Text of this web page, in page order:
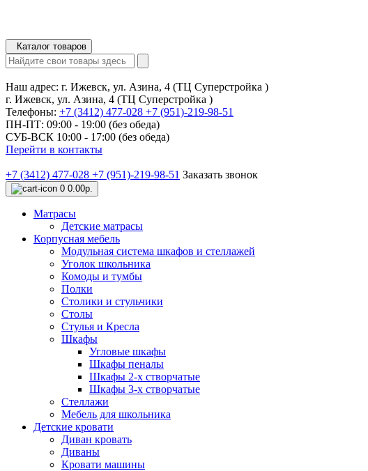
Каталог товаров
Наш адрес: г. Ижевск, ул. Азина, 4 (ТЦ Суперстройка )
г. Ижевск, ул. Азина, 4 (ТЦ Суперстройка )
Телефоны: +7 (3412) 477-028 +7 (951)-219-98-51
ПН-ПТ: 09:00 - 19:00 (без обеда)
СУБ-ВСК 10:00 - 17:00 (без обеда)
Перейти в контакты
+7 (3412) 477-028 +7 (951)-219-98-51 Заказать звонок
0 0.00р.
Матрасы
Детские матрасы
Корпусная мебель
Модульная система шкафов и стеллажей
Уголок школьника
Комоды и тумбы
Полки
Столики и стульчики
Столы
Стулья и Кресла
Шкафы
Угловые шкафы
Шкафы пеналы
Шкафы 2-х створчатые
Шкафы 3-х створчатые
Стеллажи
Мебель для школьника
Детские кровати
Диван кровать
Диваны
Кровати машины